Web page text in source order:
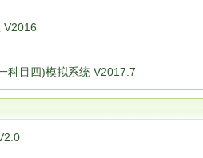
V2016
科目四)模拟系统 V2017.7